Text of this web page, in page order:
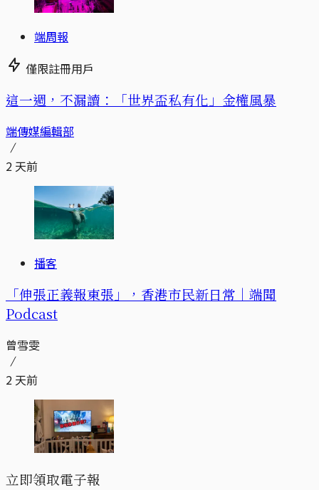
端周報
僅限註冊用戶
這一週，不漏讀：「世界盃私有化」金權風暴
端傳媒編輯部
2 天前
播客
「伸張正義報東張」，香港市民新日常｜端聞
Podcast
曾雪雯
2 天前
立即領取電子報